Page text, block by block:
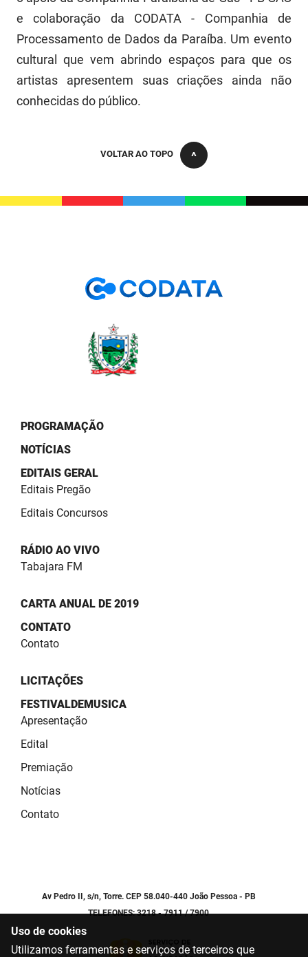
e colaboração da CODATA - Companhia de
Processamento de Dados da Paraíba. Um evento
cultural que vem abrindo espaços para que os
artistas apresentem suas criações ainda não
conhecidas do público.
VOLTAR AO TOPO
PROGRAMAÇÃO
NOTÍCIAS
EDITAIS GERAL
Editais Pregão
Editais Concursos
RÁDIO AO VIVO
Tabajara FM
CARTA ANUAL DE 2019
CONTATO
Contato
LICITAÇÕES
FESTIVALDEMUSICA
Apresentação
Edital
Premiação
Notícias
Contato
Av Pedro II, s/n, Torre. CEP 58.040-440 João Pessoa - PB
TELEFONES: 3218 - 7911 / 7900
Uso de cookies
Utilizamos ferramentas e serviços de terceiros que